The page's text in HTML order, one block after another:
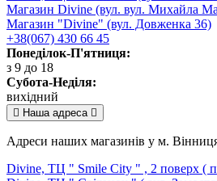
Магазин Divine (вул. вул. Михайла
Магазин "Divine" (вул. Довженка 36)
+38(067) 430 66 45
Понеділок-П'ятниця:
з 9 до 18
Субота-Неділя:
вихідний
Наша адреса
Адреси наших магазинів у м.
Divine, ТЦ " Smile City " , 2 поверх (